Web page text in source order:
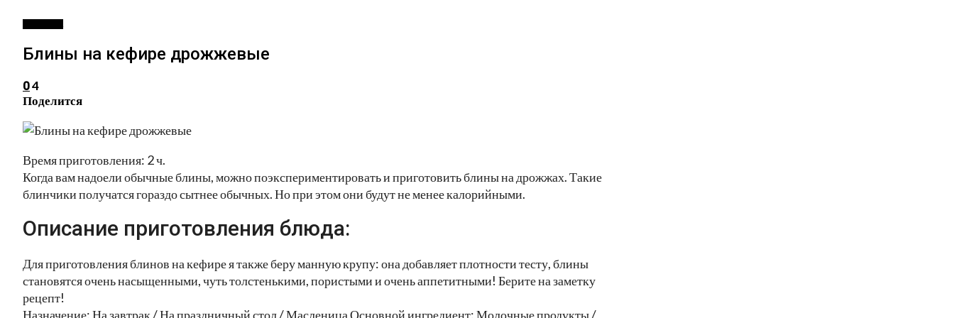
Блины на кефире дрожжевые
04
Поделится
Время приготовления: 2 ч.
Когда вам надоели обычные блины, можно поэкспериментировать и приготовить блины на дрожжах. Такие
блинчики получатся гораздо сытнее обычных. Но при этом они будут не менее калорийными.
Описание приготовления блюда:
Для приготовления блинов на кефире я также беру манную крупу: она добавляет плотности тесту, блины
становятся очень насыщенными, чуть толстенькими, пористыми и очень аппетитными! Берите на заметку
рецепт!
Назначение: На завтрак / На праздничный стол / Масленица Основной ингредиент: Молочные продукты /